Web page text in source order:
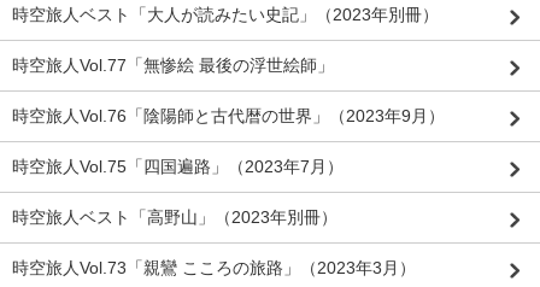
時空旅人ベスト「大人が読みたい史記」（2023年別冊）
時空旅人Vol.77「無惨絵 最後の浮世絵師」
時空旅人Vol.76「陰陽師と古代暦の世界」（2023年9月）
時空旅人Vol.75「四国遍路」（2023年7月）
時空旅人ベスト「高野山」（2023年別冊）
時空旅人Vol.73「親鸞 こころの旅路」（2023年3月）